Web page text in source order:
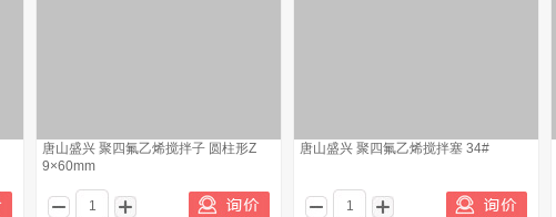
唐山盛兴 聚四氟乙烯搅拌子 圆柱形Z
9×60mm
唐山盛兴 聚四氟乙烯搅拌塞 34#